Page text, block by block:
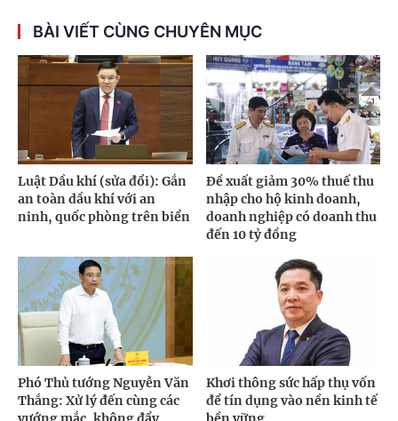
BÀI VIẾT CÙNG CHUYÊN MỤC
Luật Dầu khí (sửa đổi): Gắn
an toàn dầu khí với an
ninh, quốc phòng trên biển
Đề xuất giảm 30% thuế thu
nhập cho hộ kinh doanh,
doanh nghiệp có doanh thu
đến 10 tỷ đồng
Phó Thủ tướng Nguyễn Văn
Thắng: Xử lý đến cùng các
Khơi thông sức hấp thụ vốn
để tín dụng vào nền kinh tế